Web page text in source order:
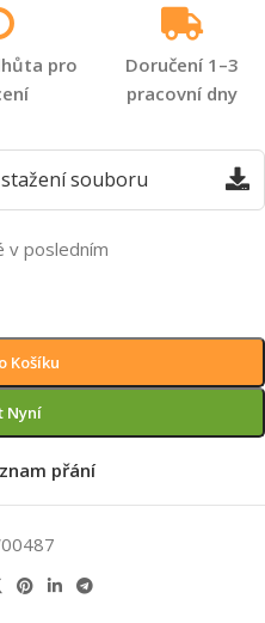
pro
Doručení 1–3
pracovní dny
souboru
v posledním
Košíku
Nyní
přání